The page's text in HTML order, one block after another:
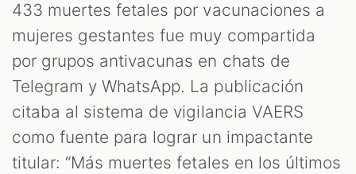
433 muertes fetales por vacunaciones a
mujeres gestantes fue muy compartida
por grupos antivacunas en chats de
Telegram y WhatsApp. La publicación
citaba al sistema de vigilancia VAERS
como fuente para lograr un impactante
titular: “Más muertes fetales en los últimos